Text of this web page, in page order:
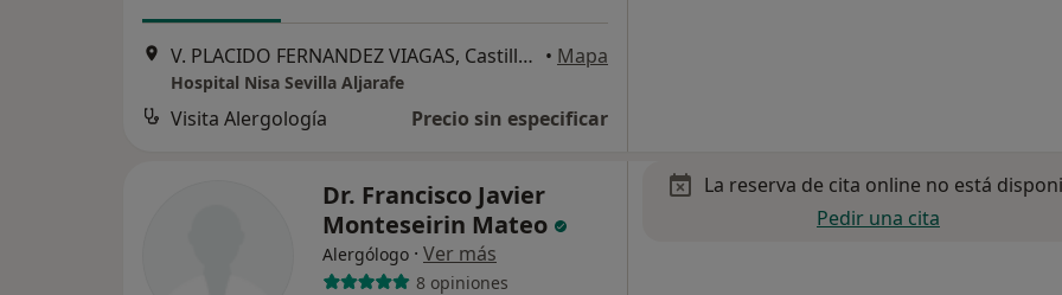
V. PLACIDO FERNANDEZ VIAGAS, Castilleja de la Cuesta • Mapa
Hospital Nisa Sevilla Aljarafe
Visita Alergología Precio sin especificar
Dr. Francisco Javier
Monteseirin Mateo
Alergólogo · Ver más
8 opiniones
La reserva de cita online no está
Pedir una cita